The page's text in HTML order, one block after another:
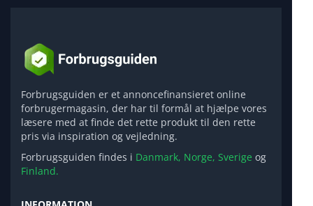
Forbrugsguiden er et annoncefinansieret online
forbrugermagasin, der har til formål at hjælpe vores
læsere med at finde det rette produkt til den rette
pris via inspiration og vejledning.
Forbrugsguiden findes i Danmark, Norge, Sverige og
Finland.